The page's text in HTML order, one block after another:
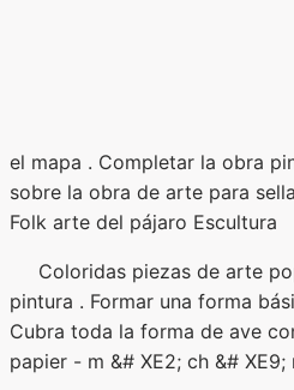
el mapa . Completar la obra
sobre la obra de arte para
Folk arte del pájaro Escultura
Coloridas piezas de arte
pintura . Formar una forma
Cubra toda la forma de ave
papier - m &# XE2; ch &#